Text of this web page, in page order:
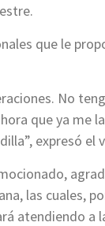
que le
No
que ya me
expresó el
las cuales,
atendiendo a